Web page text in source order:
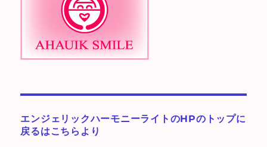
エンジェリックハーモニーライトのHPのトップに
戻るはこちらより